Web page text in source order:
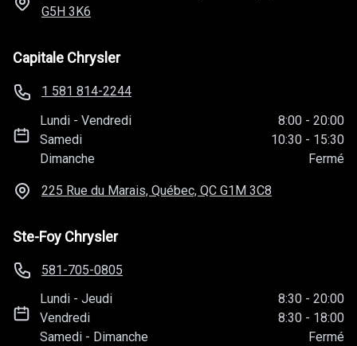
G5H 3K6
Capitale Chrysler
1 581 814-2244
Lundi -Vendredi 8:00 - 20:00
Samedi
10:30 - 15:30
Dimanche
Fermé
225 Rue du Marais, Québec, QC G1M 3C8
Ste-Foy Chrysler
581-705-0805
Lundi -Jeudi 8:30 - 20:00
Vendredi
8:30 - 18:00
Samedi - Dimanche Fermé